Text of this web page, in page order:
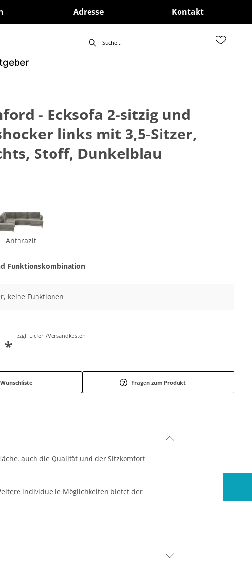
Adresse Kontakt
- Ecksofa 2-sitzig und
links mit 3,5-Sitzer,
Stoff, Dunkelblau
Anthrazit
Funktionskombination
keine Funktionen
*
zzgl. Liefer-/Versandkosten
Fragen zum Produkt
auch die Qualität und der Sitzkomfort
individuelle Möglichkeiten bietet der